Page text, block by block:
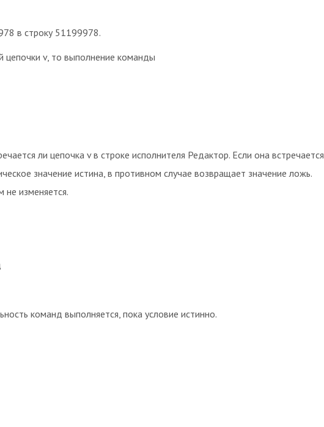
в строку 51199978.
цепочки v, то выполнение команды
ли цепочка v в строке исполнителя Редактор. Если она встречается,
значение истина, в противном случае возвращает значение ложь.
не изменяется.
команд выполняется, пока условие истинно.